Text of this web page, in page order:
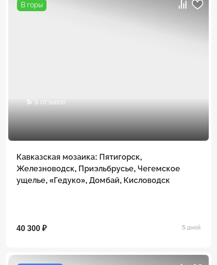
В горы
5/ 5 отзывов
Кавказская мозаика: Пятигорск,
Железноводск, Приэльбрусье, Чегемское
ущелье, «Гедуко», Домбай, Кисловодск
40 300 ₽ 5 дней